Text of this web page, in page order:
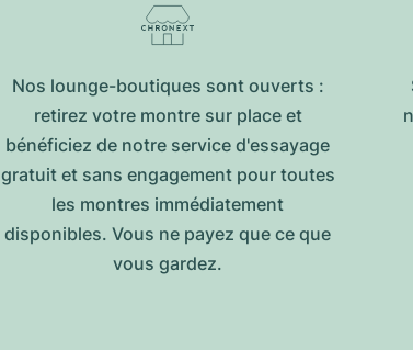
Nos lounge-boutiques sont ouverts :
retirez votre montre sur place et
bénéficiez de notre service d'essayage
gratuit et sans engagement pour toutes
les montres immédiatement
disponibles. Vous ne payez que ce que
vous gardez.